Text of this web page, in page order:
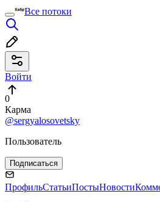
Все потоки
Войти
0
Карма
@sergyalosovetsky
Пользователь
Подписаться
ПрофильСтатьиПостыНовости